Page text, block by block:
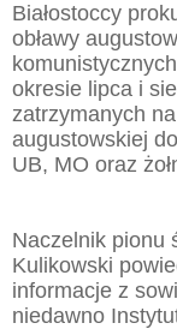
Białostoccy
obławy
okresie lipca i
zatrzymanych
augustowskiej
UB, MO oraz
Naczelnik pionu
Kulikowski
informacje z
niedawno